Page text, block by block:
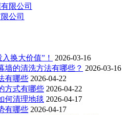
限公司
公司
换大价值”！
2026-03-16
墙的清洗方法有哪些？ 2026-03-16
有哪些 2026-04-22
方式有哪些 2026-04-22
何清理地毯 2026-04-17
有哪些 2026-04-17